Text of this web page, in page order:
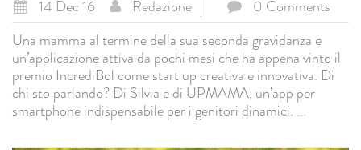
14 Dec 16 Redazione
0 Comments
Una mamma al termine della sua seconda gravidanza e
un’applicazione attiva da pochi mesi che ha appena vinto il
premio IncrediBol come start up creativa e innovativa. Di
chi sto parlando? Di Silvia e di UPMAMA, un’app per
smartphone indispensabile per i genitori dinamici. ...